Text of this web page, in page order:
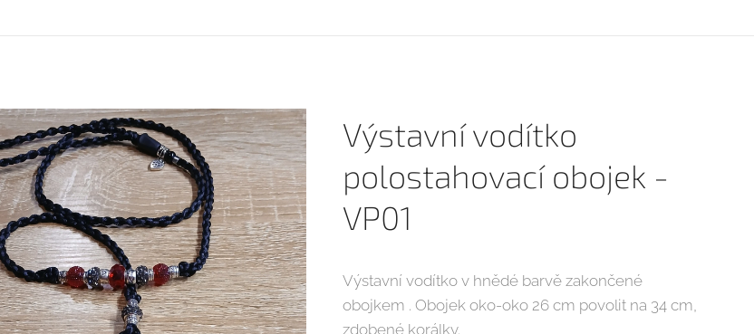
Výstavní vodítko
polostahovací obojek -
VP01
Výstavní vodítko v hnědé barvě zakončené
obojkem . Obojek oko-oko 26 cm povolit na 34 cm,
zdobené korálky.